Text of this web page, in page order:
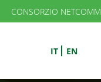
CONSORZIO NETCOMM
IT EN